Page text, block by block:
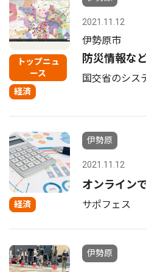
トップニュ
ース
経済
2021.11.12
伊勢原市
防災情報な
国交省のシス
経済
伊勢原
2021.11.12
オンライン
サポフェス
伊勢原